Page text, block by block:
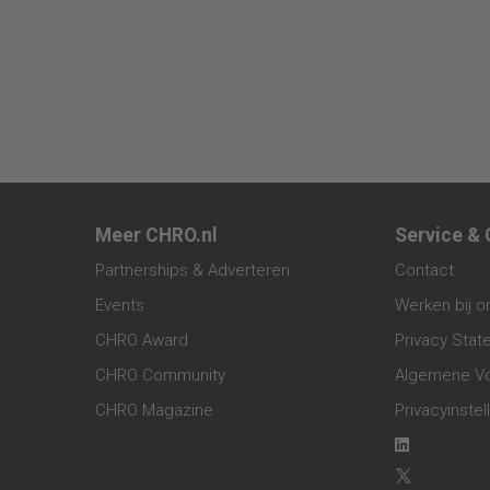
Meer CHRO.nl
Partnerships & Adverteren
Events
CHRO Award
CHRO Community
CHRO Magazine
Service &
Contact
Werken bij
Privacy
Algemene